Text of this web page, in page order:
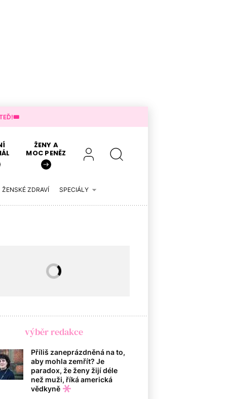
TEĎ!🎟️
ŽENY A
MOC PENĚZ
ŽENSKÉ ZDRAVÍ SPECIÁLY
výběr redakce
Příliš zaneprázdněná na to,
aby mohla zemřít? Je
paradox, že ženy žijí déle
než muži, říká americká
vědkyně